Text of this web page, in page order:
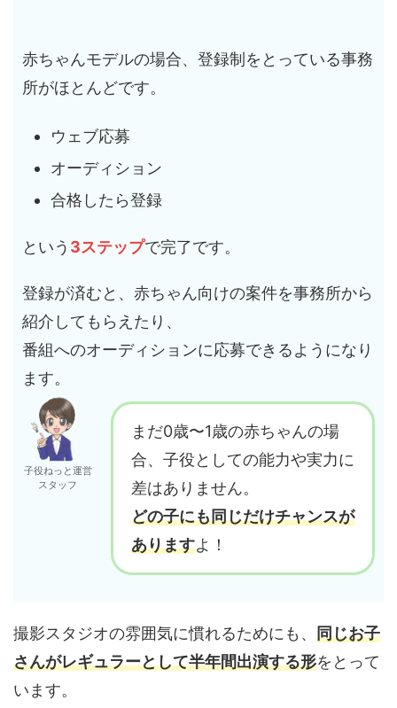
赤ちゃんモデルの場合、登録制をとっている事務
所がほとんどです。
ウェブ応募
オーディション
合格したら登録
という 3ステップで完了です。
登録が済むと、赤ちゃん向けの案件を事務所から
紹介してもらえたり、
番組へのオーディションに応募できるようになり
ます。
子役ねっと運営
スタッフ
まだ0歳〜1歳の赤ちゃんの場
合、子役としての能力や実力に
差はありません。
どの子にも同じだけチャンスが
ありますよ！
撮影スタジオの雰囲気に慣れるためにも、 同じお子
さんがレギュラーとして半年間出演する形をとって
います。